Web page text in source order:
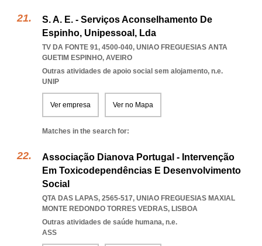
S. A. E. - Serviços Aconselhamento De
Espinho, Unipessoal, Lda
TV DA FONTE 91, 4500-040, UNIAO FREGUESIAS ANTA
GUETIM ESPINHO, AVEIRO
Outras atividades de apoio social sem alojamento, n.e.
UNIP
Ver empresa Ver no Mapa
Matches in the search for:
Associação Dianova Portugal - Intervenção
Em Toxicodependências E Desenvolvimento
Social
QTA DAS LAPAS, 2565-517, UNIAO FREGUESIAS MAXIAL
MONTE REDONDO TORRES VEDRAS, LISBOA
Outras atividades de saúde humana, n.e.
ASS